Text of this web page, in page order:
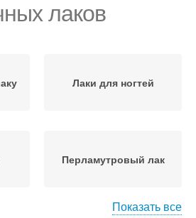
лаков
Лаки для ногтей
Перламутровый лак
Показать все